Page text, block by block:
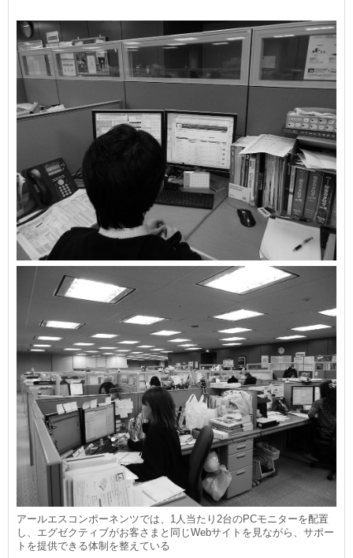
アールエスコンポーネンツでは、1人当たり2台のPCモニターを配置
し、エグゼクティブがお客さまと同じWebサイトを見ながら、サポー
トを提供できる体制を整えている